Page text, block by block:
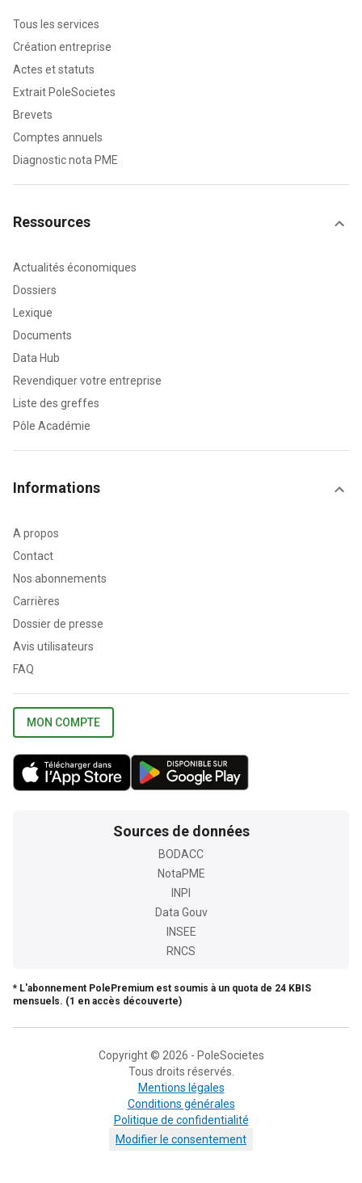
Tous les services
Création entreprise
Actes et statuts
Extrait PoleSocietes
Brevets
Comptes annuels
Diagnostic nota PME
Ressources
Actualités économiques
Dossiers
Lexique
Documents
Data Hub
Revendiquer votre entreprise
Liste des greffes
Pôle Académie
Informations
A propos
Contact
Nos abonnements
Carrières
Dossier de presse
Avis utilisateurs
FAQ
MON COMPTE
Sources de données
BODACC
NotaPME
INPI
Data Gouv
INSEE
RNCS
* L'abonnement PolePremium est soumis à un quota de 24 KBIS
mensuels. (1 en accès découverte)
Copyright © 2026 - PoleSocietes
Tous droits réservés.
Mentions légales
Conditions générales
Politique de confidentialité
Modifier le consentement